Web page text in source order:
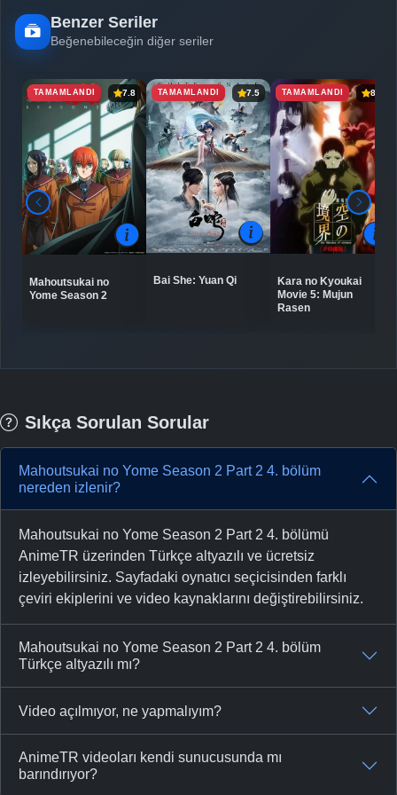
Benzer Seriler
Beğenebileceğin diğer seriler
TAMAMLANDI 7.8
Mahoutsukai no
Yome Season 2
TAMAMLANDI 7.5
Bai She: Yuan Qi
TAMAMLANDI 8.5
Kara no Kyoukai
Movie 5: Mujun
Rasen
Sıkça Sorulan Sorular
Mahoutsukai no Yome Season 2 Part 2 4. bölüm
nereden izlenir?
Mahoutsukai no Yome Season 2 Part 2 4. bölümü
AnimeTR üzerinden Türkçe altyazılı ve ücretsiz
izleyebilirsiniz. Sayfadaki oynatıcı seçicisinden farklı
çeviri ekiplerini ve video kaynaklarını değiştirebilirsiniz.
Mahoutsukai no Yome Season 2 Part 2 4. bölüm
Türkçe altyazılı mı?
Video açılmıyor, ne yapmalıyım?
AnimeTR videoları kendi sunucusunda mı
barındırıyor?